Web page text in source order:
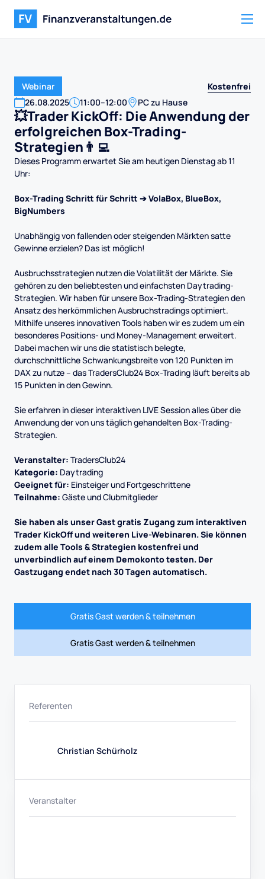
Webinar
Kostenfrei
26.08.2025 11:00–12:00 PC zu Hause
💥Trader KickOff: Die Anwendung der
erfolgreichen Box-Trading-
Strategien👨‍💻
Dieses Programm erwartet Sie am heutigen Dienstag ab 11
Uhr:
Box-Trading Schritt für Schritt ➔ VolaBox, BlueBox,
BigNumbers
Unabhängig von fallenden oder steigenden Märkten satte
Gewinne erzielen? Das ist möglich!
Ausbruchsstrategien nutzen die Volatilität der Märkte. Sie
gehören zu den beliebtesten und einfachsten Daytrading-
Strategien. Wir haben für unsere Box-Trading-Strategien den
Ansatz des herkömmlichen Ausbruchstradings optimiert.
Mithilfe unseres innovativen Tools haben wir es zudem um ein
besonderes Positions- und Money-Management erweitert.
Dabei machen wir uns die statistisch belegte,
durchschnittliche Schwankungsbreite von 120 Punkten im
DAX zu nutze – das TradersClub24 Box-Trading läuft bereits ab
15 Punkten in den Gewinn.
Sie erfahren in dieser interaktiven LIVE Session alles über die
Anwendung der von uns täglich gehandelten Box-Trading-
Strategien.
Veranstalter: TradersClub24
Kategorie: Daytrading
Geeignet für: Einsteiger und Fortgeschrittene
Teilnahme: Gäste und Clubmitglieder
Sie haben als unser Gast gratis Zugang zum interaktiven
Trader KickOff und weiteren Live-Webinaren. Sie können
zudem alle Tools & Strategien kostenfrei und
unverbindlich auf einem Demokonto testen. Der
Gastzugang endet nach 30 Tagen automatisch.
Gratis Gast werden & teilnehmen
Gratis Gast werden & teilnehmen
Referenten
Christian Schürholz
Veranstalter